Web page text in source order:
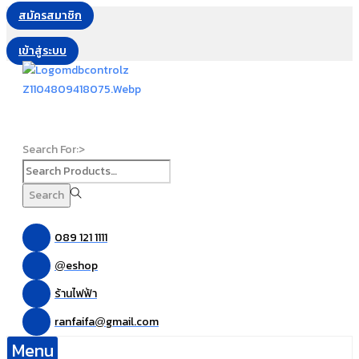
สมัครสมาชิก
เข้าสู่ระบบ
Search For:>
Search
089 121 1111
@eshop
ร้านไฟฟ้า
ranfaifa@gmail.com
Menu